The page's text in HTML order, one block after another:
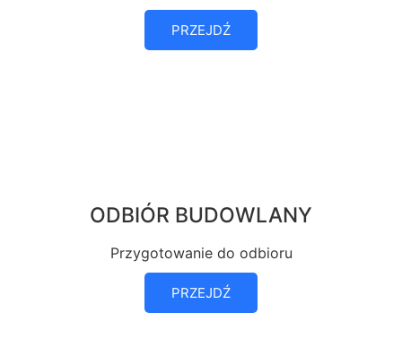
PRZEJDŹ
ODBIÓR BUDOWLANY
Przygotowanie do odbioru
PRZEJDŹ